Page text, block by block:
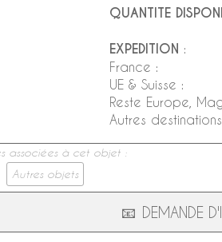
QUANTITE
EXPEDITION :
France :
UE & Suisse :
Reste Europe,
Autres
associées à cet objet :
Autres objets
📧 DEMANDE